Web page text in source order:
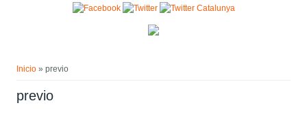
Pasar al contenido principal
Inicio » previo
previo